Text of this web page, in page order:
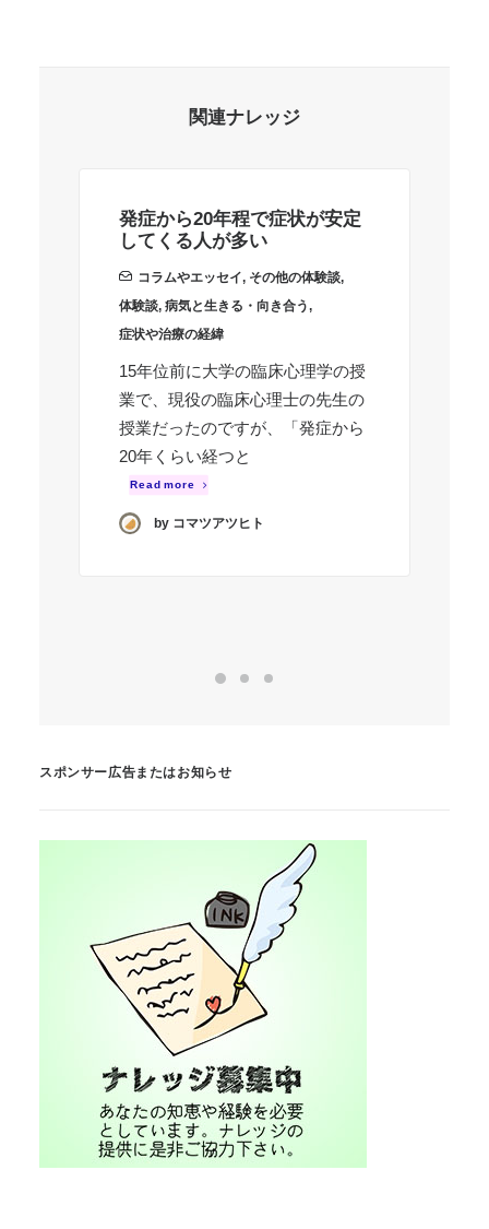
関連ナレッジ
発症から20年程で症状が安定
してくる人が多い
コラムやエッセイ, その他の体験談,
体験談, 病気と生きる・向き合う,
症状や治療の経緯
15年位前に大学の臨床心理学の授
業で、現役の臨床心理士の先生の
授業だったのですが、「発症から
20年くらい経つと
Read more
by コマツアツヒト
スポンサー広告またはお知らせ